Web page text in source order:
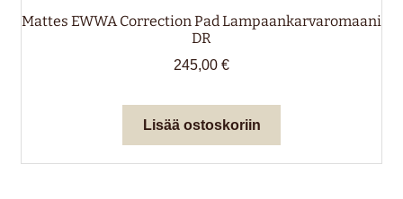
Mattes EWWA Correction Pad Lampaankarvaromaani
DR
245,00 €
Lisää ostoskoriin